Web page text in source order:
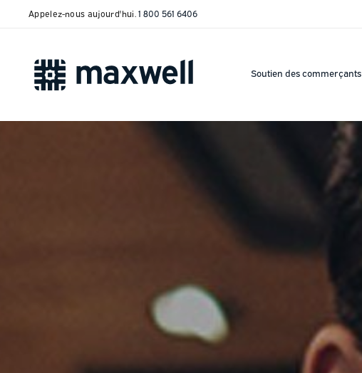
Appelez-nous aujourd'hui.1 800 561 6406
Soutien des commerçants